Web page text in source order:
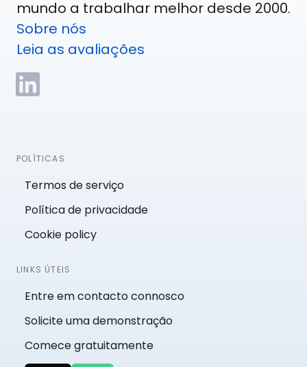
mundo a trabalhar melhor desde 2000.
Sobre nós
Leia as avaliações
POLÍTICAS
Termos de serviço
Política de privacidade
Cookie policy
LINKS ÚTEIS
Entre em contacto connosco
Solicite uma demonstração
Comece gratuitamente